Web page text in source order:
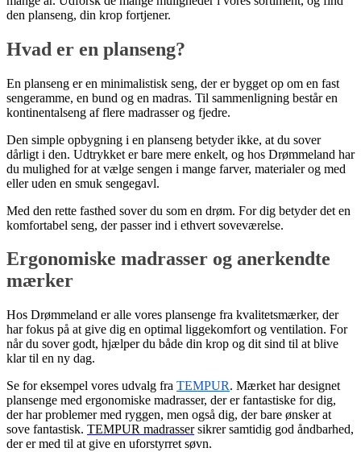
den planseng, din krop fortjener.
Hvad er en planseng?
En planseng er en minimalistisk seng, der er bygget op om en fast
sengeramme, en bund og en madras. Til sammenligning består en
kontinentalseng af flere madrasser og fjedre.
Den simple opbygning i en planseng betyder ikke, at du sover
dårligt i den. Udtrykket er bare mere enkelt, og hos Drømmeland har
du mulighed for at vælge sengen i mange farver, materialer og med
eller uden en smuk sengegavl.
Med den rette fasthed sover du som en drøm. For dig betyder det en
komfortabel seng, der passer ind i ethvert soveværelse.
Ergonomiske madrasser og anerkendte
mærker
Hos Drømmeland er alle vores plansenge fra kvalitetsmærker, der
har fokus på at give dig en optimal liggekomfort og ventilation. For
når du sover godt, hjælper du både din krop og dit sind til at blive
klar til en ny dag.
Se for eksempel vores udvalg fra TEMPUR. Mærket har designet
plansenge med ergonomiske madrasser, der er fantastiske for dig,
der har problemer med ryggen, men også dig, der bare ønsker at
sove fantastisk. TEMPUR madrassersikrer samtidig god åndbarhed,
der er med til at give en uforstyrret søvn.